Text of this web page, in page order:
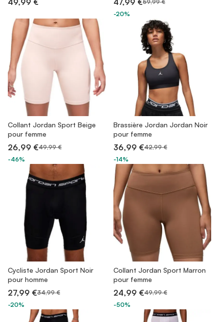
49,99 € 47,99 €59,99 €
-20%
Collant Jordan Sport Beige
pour femme
26,99 €49,99 €
-46%
Brassière Jordan Jordan Noir
pour femme
36,99 €42,99 €
-14%
Cycliste Jordan Sport Noir
pour homme
27,99 €34,99 €
-20%
Collant Jordan Sport Marron
pour femme
24,99 €49,99 €
-50%